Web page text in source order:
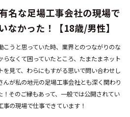
名な足場工事会社の現場で
なかった！【18歳/男性】
うと思っていた時、業界とのつながりのな
らなくて困っていたところ、たまたまネット
見て、わらにもすがる思いで問い合わせし
が私の地元の足場工事会社とも深く関わり
そのご縁もあって、一般では公開されてい
の現場で仕事できています！